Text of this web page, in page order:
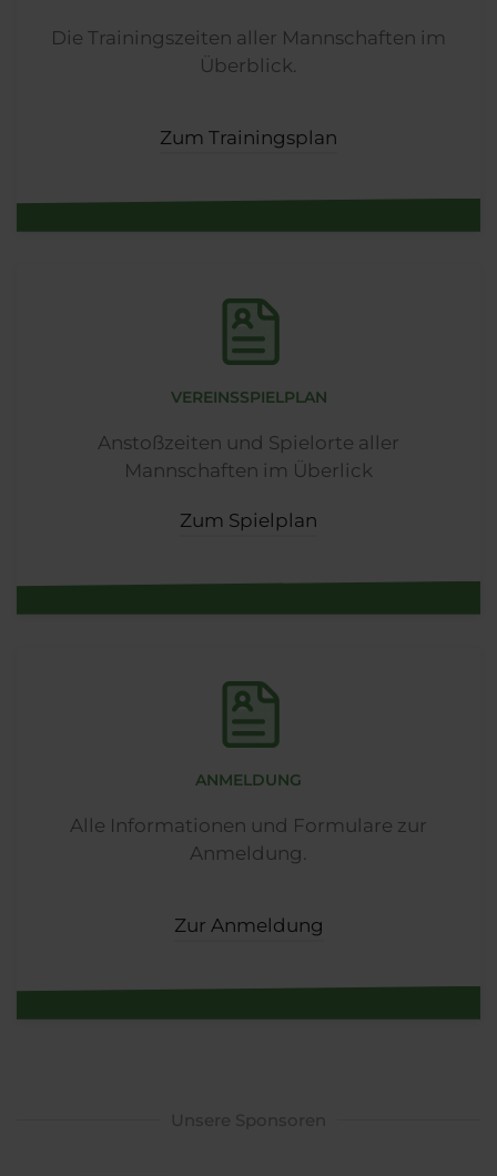
Die Trainingszeiten aller Mannschaften im
Überblick.
Zum Trainingsplan
VEREINSSPIELPLAN
Anstoßzeiten und Spielorte aller
Mannschaften im Überlick
Zum Spielplan
ANMELDUNG
Alle Informationen und Formulare zur
Anmeldung.
Zur Anmeldung
Unsere Sponsoren